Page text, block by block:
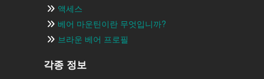
액세스
베어 마운틴이란 무엇입니까?
브라운 베어 프로필
각종 정보